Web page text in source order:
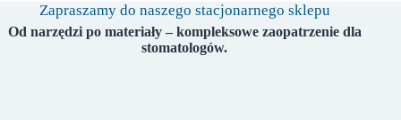
Zapraszamy do naszego stacjonarnego sklepu
Od narzędzi po materiały – kompleksowe zaopatrzenie dla
stomatologów.